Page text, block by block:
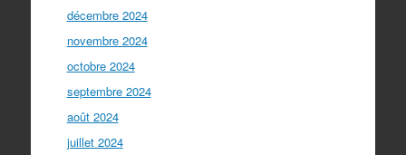
décembre 2024
novembre 2024
octobre 2024
septembre 2024
août 2024
juillet 2024